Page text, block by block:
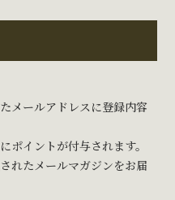
メールアドレスに登録内容
ポイントが付与されます。
れたメールマガジンをお届